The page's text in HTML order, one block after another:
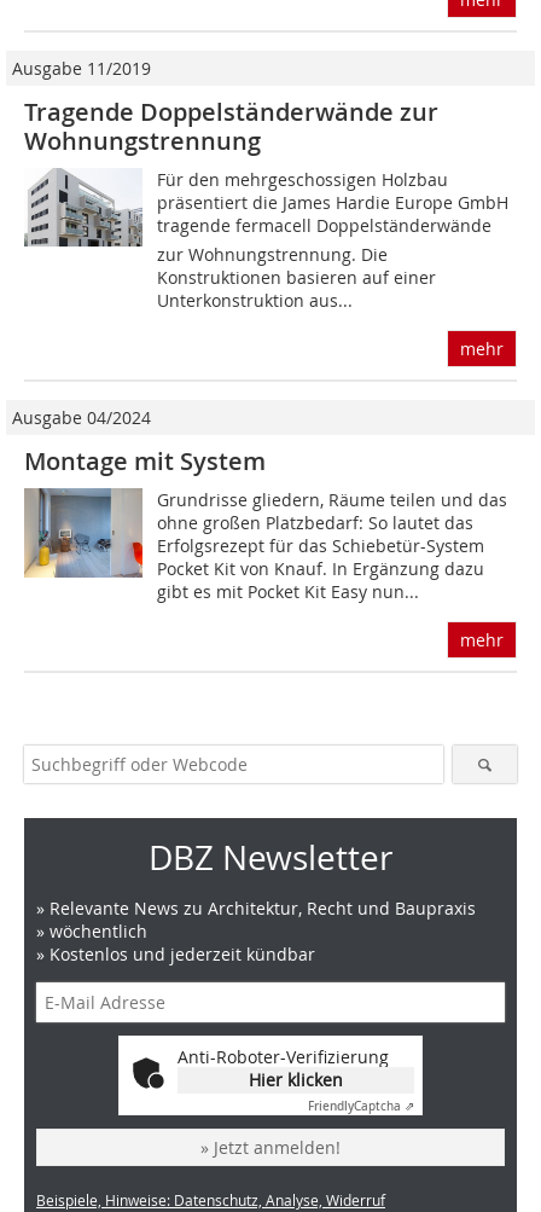
Ausgabe 11/2019
Tragende Doppelständerwände zur
Wohnungstrennung
Für den mehrgeschossigen Holzbau
präsentiert die James Hardie Europe GmbH
tragende fermacell Doppelständerwände
zur Wohnungstrennung. Die
Konstruktionen basieren auf einer
Unterkonstruktion aus...
mehr
Ausgabe 04/2024
Montage mit System
Grundrisse gliedern, Räume teilen und das
ohne großen Platzbedarf: So lautet das
Erfolgsrezept für das Schiebetür-System
Pocket Kit von Knauf. In Ergänzung dazu
gibt es mit Pocket Kit Easy nun...
mehr
DBZ Newsletter
» Relevante News zu Architektur, Recht und Baupraxis
» wöchentlich
» Kostenlos und jederzeit kündbar
Anti-Roboter-Verifizierung
Hier klicken
FriendlyCaptcha ⇗
» Jetzt anmelden!
Beispiele, Hinweise: Datenschutz, Analyse, Widerruf